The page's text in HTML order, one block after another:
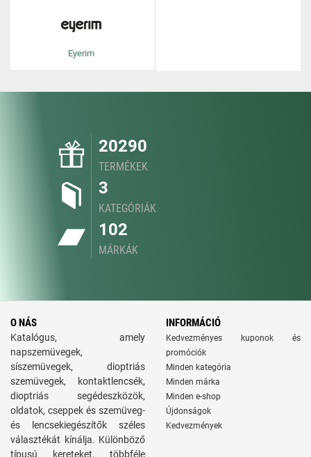
Eyerim
20290
TERMÉKEK
3
KATEGÓRIÁK
102
MÁRKÁK
O NÁS
Katalógus, amely
napszemüvegek,
síszemüvegek, dioptriás
szemüvegek, kontaktlencsék,
dioptriás segédeszközök,
oldatok, cseppek és szemüveg-
és lencsekiegészítők széles
választékát kínálja. Különböző
típusú kereteket, többféle
INFORMÁCIÓ
Kedvezményes kuponok és
promóciók
Minden kategória
Minden márka
Minden e-shop
Újdonságok
Kedvezmények